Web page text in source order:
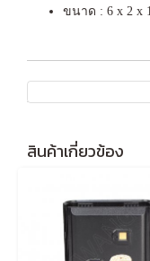
ขนาด : 6 x 2 x
สินค้าเกี่ยวข้อง